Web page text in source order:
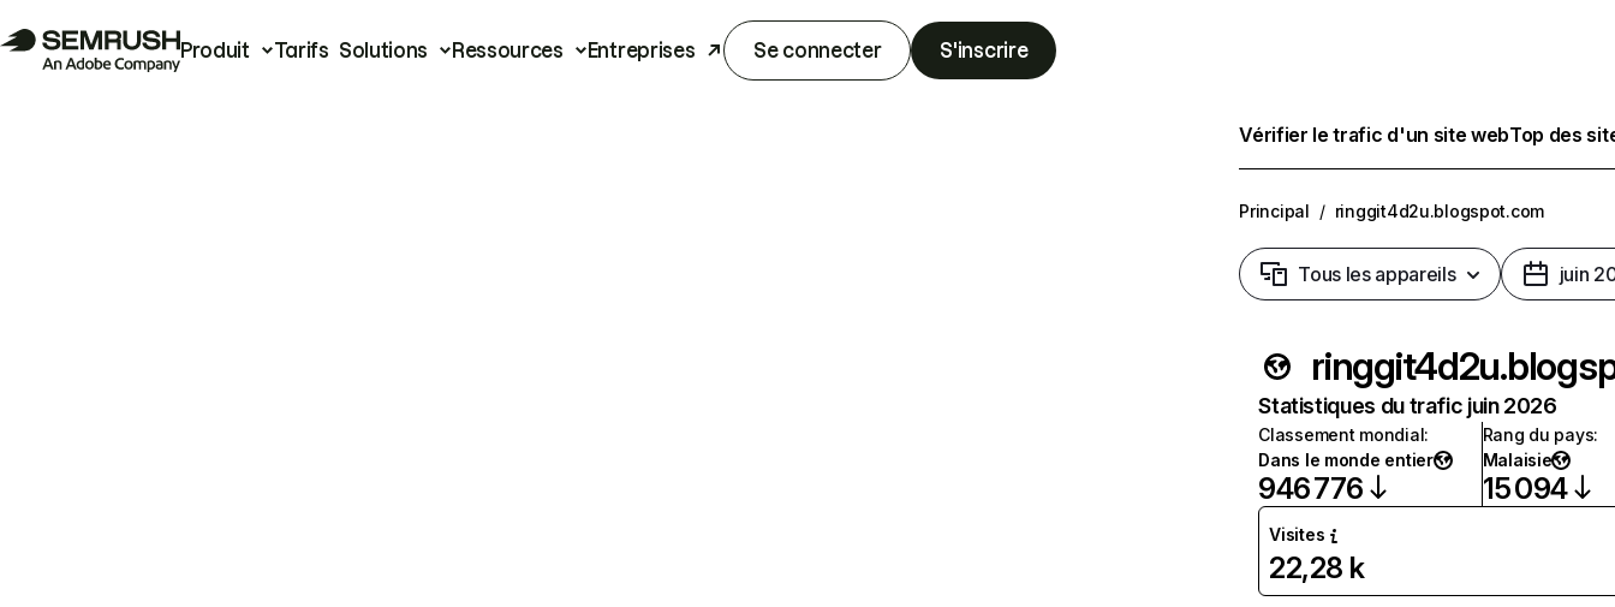
Produit Tarifs Solutions Ressources Entreprises Se connecter S'inscrire
Vérifier le trafic d'un site webTop des
Principal / ringgit4d2u.blogspot.com
Tous les appareils juin
Statistiques du trafic juin 2026
Classement mondial:
Dans le monde entier
946 776
Rang du pays:
Malaisie
15 094
Visites
22,28 k